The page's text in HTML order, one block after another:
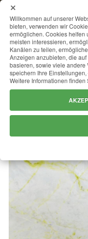
Willkommen auf unserer
bieten, verwenden wir
ermöglichen. Cookies helfen
meisten interessieren,
Kanälen zu teilen,
Anzeigen anzubieten, die
basieren, sowie viele andere
speichern Ihre
Weitere Informationen